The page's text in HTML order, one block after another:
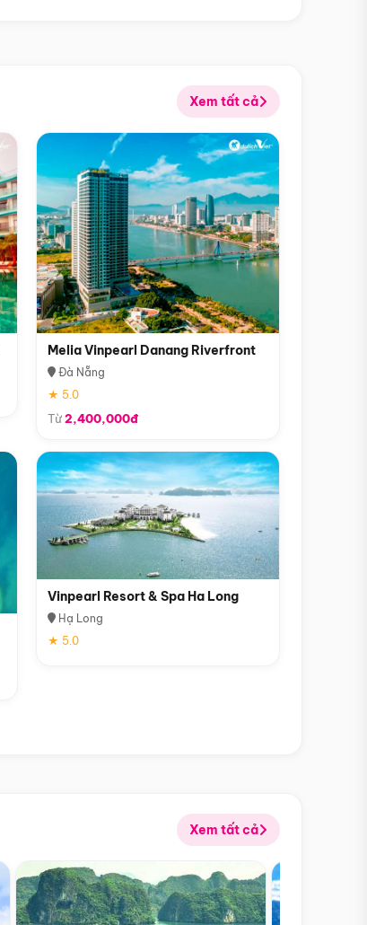
Xem tất cả
Melia Vinpearl Danang Riverfront
Đà Nẵng
★ 5.0
Từ2,400,000đ
Vinpearl Resort & Spa Ha Long
Hạ Long
★ 5.0
Xem tất cả